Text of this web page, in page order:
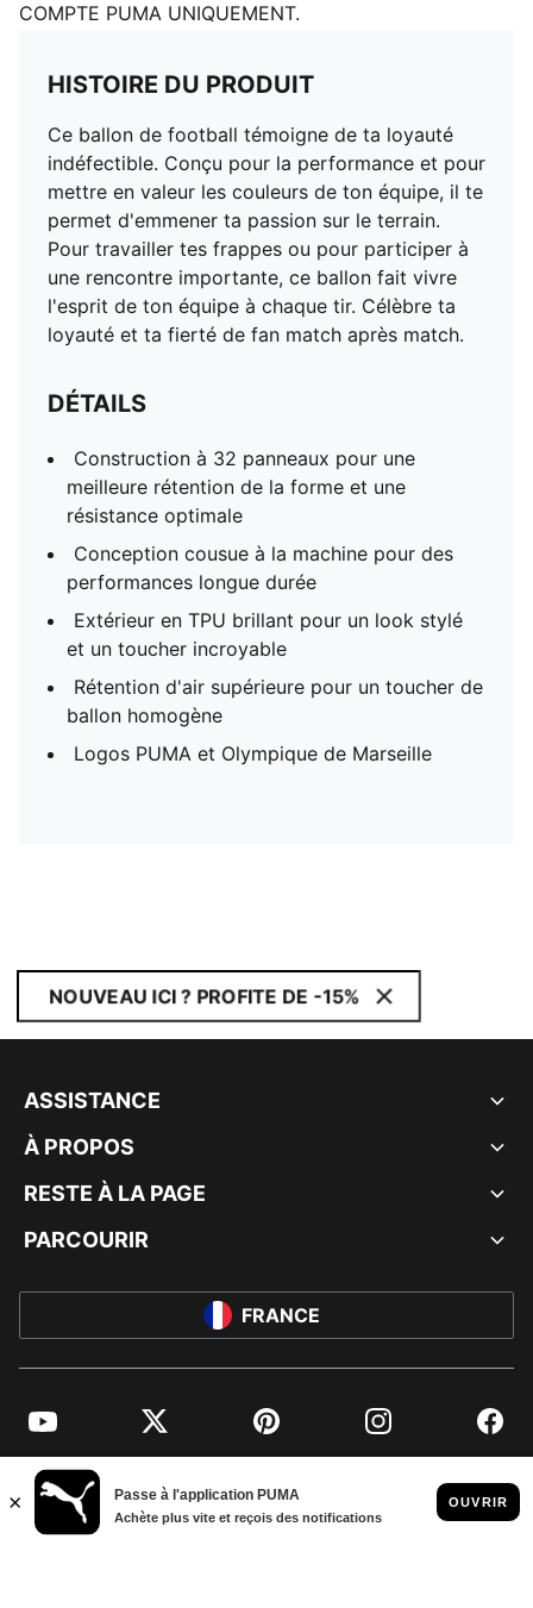
COMPTE PUMA UNIQUEMENT.
HISTOIRE DU PRODUIT
Ce ballon de football témoigne de ta loyauté
indéfectible. Conçu pour la performance et pour
mettre en valeur les couleurs de ton équipe, il te
permet d'emmener ta passion sur le terrain.
Pour travailler tes frappes ou pour participer à
une rencontre importante, ce ballon fait vivre
l'esprit de ton équipe à chaque tir. Célèbre ta
loyauté et ta fierté de fan match après match.
DÉTAILS
Construction à 32 panneaux pour une
meilleure rétention de la forme et une
résistance optimale
Conception cousue à la machine pour des
performances longue durée
Extérieur en TPU brillant pour un look stylé
et un toucher incroyable
Rétention d'air supérieure pour un toucher de
ballon homogène
Logos PUMA et Olympique de Marseille
NOUVEAU ICI ? PROFITE DE -15%
ASSISTANCE
À PROPOS
RESTE À LA PAGE
PARCOURIR
FRANCE
YouTube Twitter Pinterest Instagram
© PUMA EUROPE GMBH, 2026. TOUS DROITS RÉSERVÉS
MENTIONS ET DONNÉES LÉGALES